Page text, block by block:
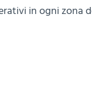
in ogni zona